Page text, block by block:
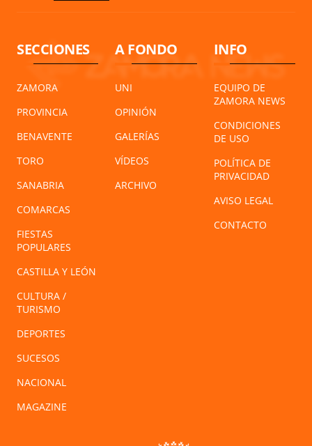
SECCIONES
ZAMORA
PROVINCIA
BENAVENTE
TORO
SANABRIA
COMARCAS
FIESTAS
POPULARES
CASTILLA Y LEÓN
CULTURA /
TURISMO
DEPORTES
SUCESOS
NACIONAL
MAGAZINE
A FONDO
UNI
OPINIÓN
GALERÍAS
VÍDEOS
ARCHIVO
INFO
EQUIPO DE
ZAMORA NEWS
CONDICIONES
DE USO
POLÍTICA DE
PRIVACIDAD
AVISO LEGAL
CONTACTO